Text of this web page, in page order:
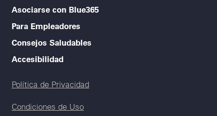
Asociarse con Blue365
Para Empleadores
Consejos Saludables
Accesibilidad
Legal menu
Política de Privacidad
Condiciones de Uso